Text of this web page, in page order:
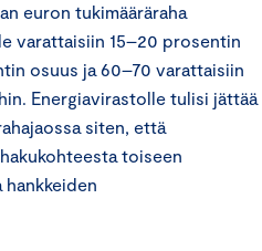
euron tukimääräraha
varattaisiin 15–20 prosentin
osuus ja 60–70 varattaisiin
Energiavirastolle tulisi jättää
siten, että
toiseen
hankkeiden